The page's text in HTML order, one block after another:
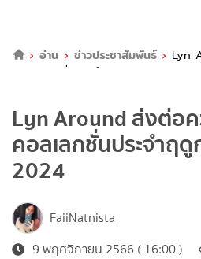
อ่าน
ข่าวประชาสัมพันธ์
Lyn
3 คอลเลกชั่นประจำฤดูกาล Pre-
Lyn Around ส่งต่อ
คอลเลกชั่นประจำฤ
2024
FaiiNatnista
9 พฤศจิกายน 2566 ( 16:00 )